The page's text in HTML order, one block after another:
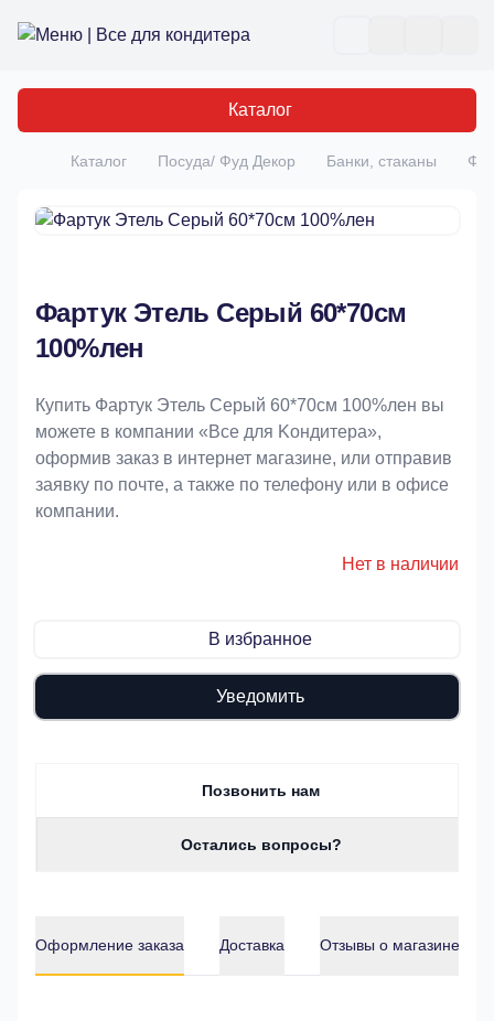
Все для кондитера
Каталог
Главная
Каталог Посуда/ Фуд Декор Банки, стаканы
Фартук Этель Серый 60*70см
100%лен
Купить Фартук Этель Серый 60*70см 100%лен вы
можете в компании «Bce для Koндитeрa»,
оформив заказ в интернет магазине, или отправив
заявку по почте, а также по телефону или в офисе
компании.
Нет в наличии
В избранное
Уведомить
Позвонить нам
Остались вопросы?
Оформление заказа Доставка Отзывы о магазине